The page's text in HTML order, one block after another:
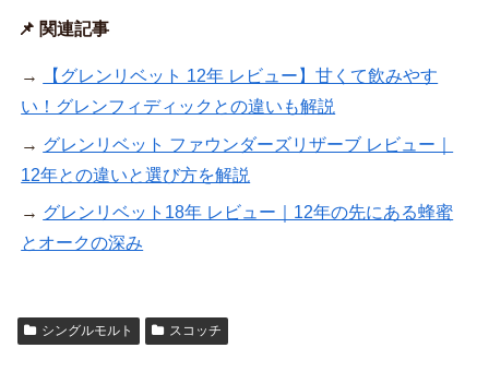
📌 関連記事
→
【グレンリベット 12年 レビュー】甘くて飲みやす
い！グレンフィディックとの違いも解説
→ グレンリベット ファウンダーズリザーブ レビュー｜
12年との違いと選び方を解説
→ グレンリベット18年 レビュー｜12年の先にある蜂蜜
とオークの深み
シングルモルト スコッチ